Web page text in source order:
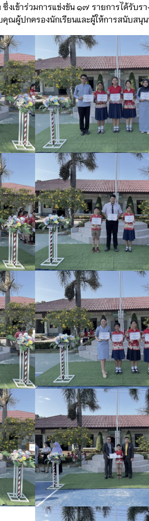
ข้าร่วมการแข่งขัน ๑๗ รายการได้รับรา
คุณผู้ปกครองนักเรียนและผู้ให้การสนับสนุ